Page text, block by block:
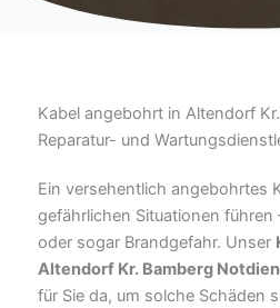
Kabel angebohrt in Altendorf
Reparatur- und
Ein versehentlich angebohrtes
gefährlichen Situationen führen
oder sogar Brandgefahr. Unser
Altendorf Kr. Bamberg
für Sie da, um solche Schäden